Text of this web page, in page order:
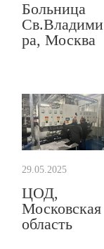
Больница
Св.Владими
ра, Москва
29.05.2025
ЦОД,
Московская
область